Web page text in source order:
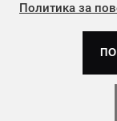
Copyrights ©
Политика за